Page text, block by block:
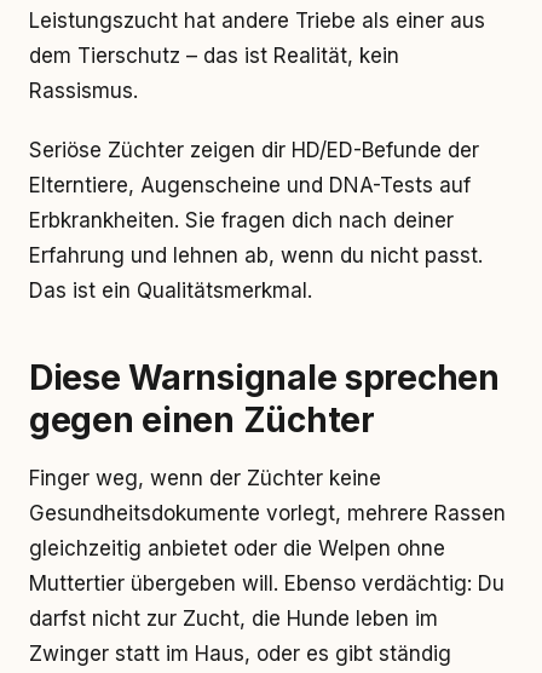
Leistungszucht hat andere Triebe als einer aus
dem Tierschutz – das ist Realität, kein
Rassismus.
Seriöse Züchter zeigen dir HD/ED-Befunde der
Elterntiere, Augenscheine und DNA-Tests auf
Erbkrankheiten. Sie fragen dich nach deiner
Erfahrung und lehnen ab, wenn du nicht passt.
Das ist ein Qualitätsmerkmal.
Diese Warnsignale sprechen
gegen einen Züchter
Finger weg, wenn der Züchter keine
Gesundheitsdokumente vorlegt, mehrere Rassen
gleichzeitig anbietet oder die Welpen ohne
Muttertier übergeben will. Ebenso verdächtig: Du
darfst nicht zur Zucht, die Hunde leben im
Zwinger statt im Haus, oder es gibt ständig